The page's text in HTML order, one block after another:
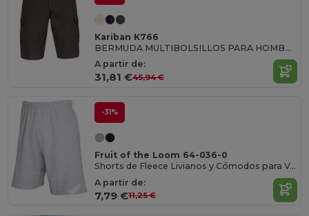
Kariban K766
BERMUDA MULTIBOLSILLOS PARA HOMBRE
A partir de:
31,81 €45,94 €
-31%
Fruit of the Loom 64-036-0
Shorts de Fleece Livianos y Cómodos para Verano
A partir de:
7,79 €11,25 €